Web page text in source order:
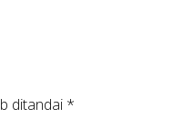
ditandai *